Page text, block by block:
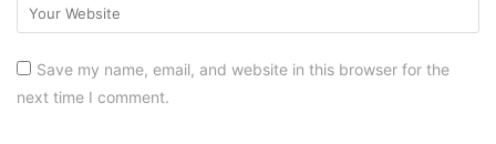
Save my name, email, and website in this browser for the
next time I comment.